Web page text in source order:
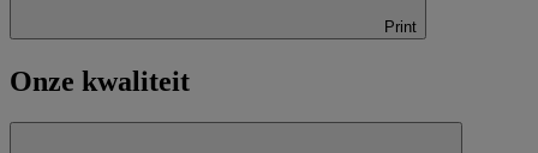
Print
Onze kwaliteit